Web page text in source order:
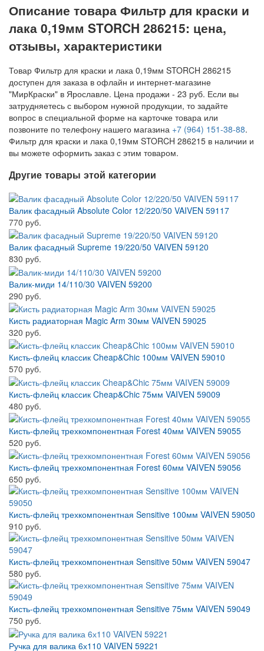
Описание товара Фильтр для краски и
лака 0,19мм STORCH 286215: цена,
отзывы, характеристики
Товар Фильтр для краски и лака 0,19мм STORCH 286215
доступен для заказа в офлайн и интернет-магазине
"МирКраски" в Ярославле. Цена продажи - 23 руб. Если вы
затрудняетесь с выбором нужной продукции, то задайте
вопрос в специальной форме на карточке товара или
позвоните по телефону нашего магазина +7 (964) 151-38-88.
Фильтр для краски и лака 0,19мм STORCH 286215 в наличии и
вы можете оформить заказ с этим товаром.
Другие товары этой категории
Валик фасадный Absolute Color 12/220/50 VAIVEN 59117
770 руб.
Валик фасадный Supreme 19/220/50 VAIVEN 59120
830 руб.
Валик-миди 14/110/30 VAIVEN 59200
290 руб.
Кисть радиаторная Magic Arm 30мм VAIVEN 59025
320 руб.
Кисть-флейц классик Cheap&Chic 100мм VAIVEN 59010
570 руб.
Кисть-флейц классик Cheap&Chic 75мм VAIVEN 59009
480 руб.
Кисть-флейц трехкомпонентная Forest 40мм VAIVEN 59055
520 руб.
Кисть-флейц трехкомпонентная Forest 60мм VAIVEN 59056
650 руб.
Кисть-флейц трехкомпонентная Sensitive 100мм VAIVEN 59050
910 руб.
Кисть-флейц трехкомпонентная Sensitive 50мм VAIVEN 59047
580 руб.
Кисть-флейц трехкомпонентная Sensitive 75мм VAIVEN 59049
750 руб.
Ручка для валика 6х110 VAIVEN 59221